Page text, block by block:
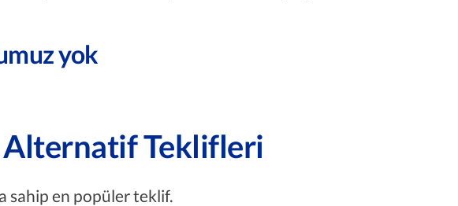
yok
Alternatif Teklifleri
sahip en popüler teklif.